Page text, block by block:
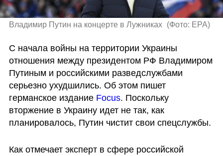
Владимир Путин на концерте в Лужниках (Фото: EPA)
С начала войны на территории Украины
отношения между президентом РФ Владимиром
Путиным и российскими разведслужбами
серьезно ухудшились. Об этом пишет
германское издание Focus. Поскольку
вторжение в Украину идет не так, как
планировалось, Путин чистит свои спецслужбы.
Как отмечает эксперт в сфере российской